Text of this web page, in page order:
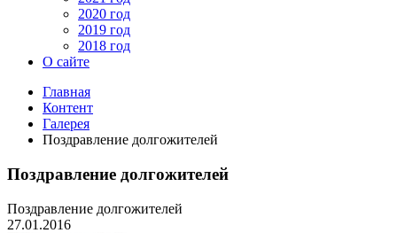
2020 год
2019 год
2018 год
О сайте
Главная
Контент
Галерея
Поздравление долгожителей
Поздравление долгожителей
Поздравление долгожителей
27.01.2016